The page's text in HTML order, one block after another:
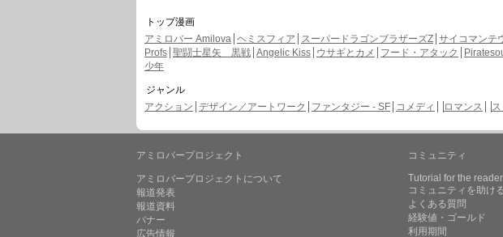
トップ漫画
アミロバー Amilova ヘミスフィア スーパードラゴンブラザーズZ サイコマンテ
Profs 聖闘士星矢 黒戦 Angelic Kiss ウサギとカメ フード・アタック
少年
ジャンル
アクション デザイン／アートワーク ファンタジー - SF コメディ ロマンス
アミロバープロジェクト
アミロバープロジェクトについて
報道発表
報道資料
バナー
広告情報
コミュニティ
Tutorial for the reader
コミュニティを助け
よくある質問
経験値・ゴールド
利用期間